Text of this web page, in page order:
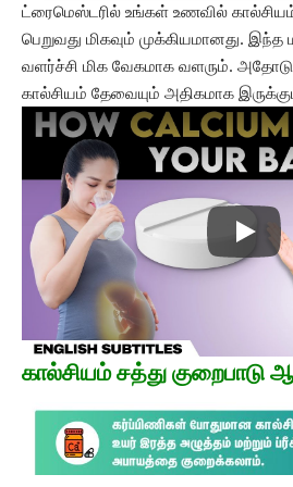
ட்ரைமெஸ்டரில் உங்கள் உணவில்
பெறுவது மிகவும் முக்கியமானது.
வளர்ச்சி மிக வேகமாக வளரும்.
கால்சியம் தேவையும் அதிகமாக
கால்சியம் சத்து